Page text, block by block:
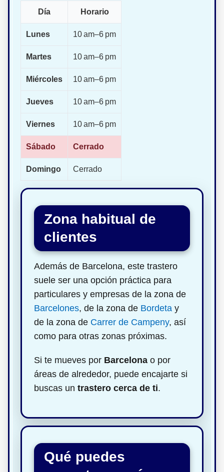
Día Horario
Lunes 10 am–6 pm
Martes 10 am–6 pm
Miércoles 10 am–6 pm
Jueves 10 am–6 pm
Viernes 10 am–6 pm
Sábado Cerrado
Domingo Cerrado
Zona habitual de
clientes
Además de Barcelona, este trastero
suele ser una opción práctica para
particulares y empresas de la zona de
Barcelones, de la zona de Bordeta y
de la zona de Carrer de Campeny, así
como para otras zonas próximas.
Si te mueves por Barcelona o por
áreas de alrededor, puede encajarte si
buscas un trastero cerca de ti.
Qué puedes